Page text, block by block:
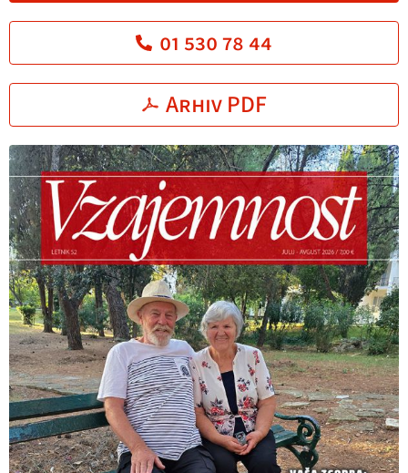
01 530 78 44
Arhiv PDF